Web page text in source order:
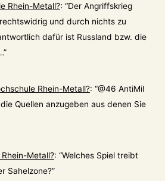
Rhein-Metall?: “Der Angriffskrieg
und durch nichts zu
dafür ist Russland bzw. die
”
Rhein-Metall?: “@46 AntiMil
Quellen anzugeben aus denen Sie
Metall?: “Welches Spiel treibt
Sahelzone?”